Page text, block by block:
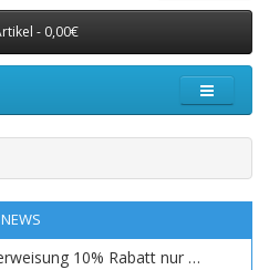
- 0,00€
NEWS
Bei Zahlung mit Banküberweisung 10% Rabatt nur EU Raum